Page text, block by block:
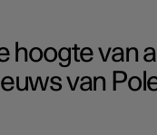
hoogte van
van